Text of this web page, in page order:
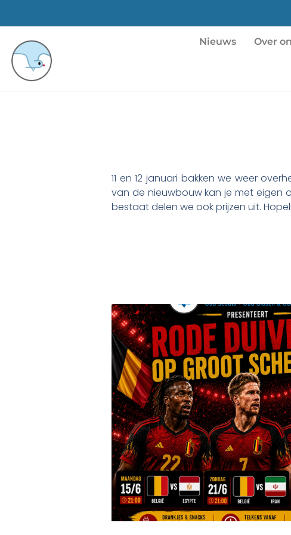
Nieuws Over
11 en 12 januari bakken we weer
van de nieuwbouw kan je met eigen
bestaat delen we ook prijzen uit.